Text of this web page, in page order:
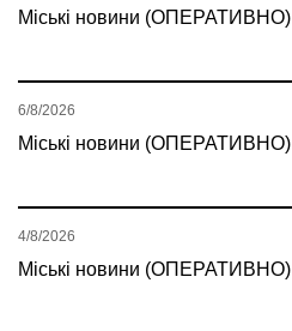
Міські новини (ОПЕРАТИВНО)
Міські новини (ОПЕРАТИВНО)
6/8/2026
Міські новини (ОПЕРАТИВНО)
4/8/2026